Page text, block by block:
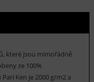
které jsou mimořádně
ze 100%
Ken je 2000 g/m2 a